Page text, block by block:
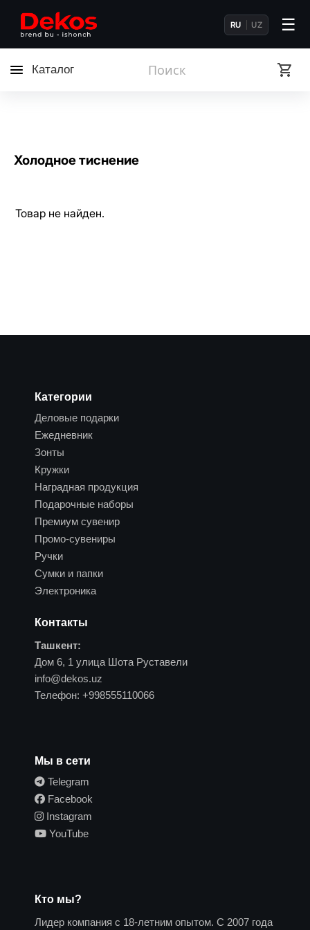
RU UZ ☰
Каталог
Холодное тиснение
Товар не найден.
Категории
Деловые подарки
Ежедневник
Зонты
Кружки
Наградная продукция
Подарочные наборы
Премиум сувенир
Промо-сувениры
Ручки
Сумки и папки
Электроника
Контакты
Ташкент:
Дом 6, 1 улица Шота Руставели
info@dekos.uz
Телефон: +998555110066
Мы в сети
Telegram
Facebook
Instagram
YouTube
Кто мы?
Лидер компания с 18-летним опытом. С 2007 года